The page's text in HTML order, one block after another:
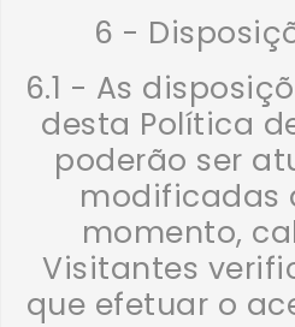
6 -
6.1 - As
desta Política
poderão ser
modificadas
momento,
Visitantes
que efetuar o